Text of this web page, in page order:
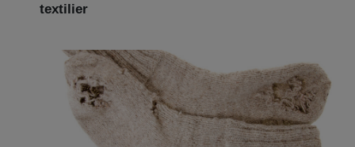
textilier